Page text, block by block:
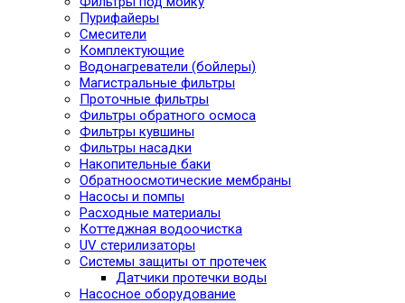
Пурифайеры
Смесители
Комплектующие
Водонагреватели (бойлеры)
Магистральные фильтры
Проточные фильтры
Фильтры обратного осмоса
Фильтры кувшины
Фильтры насадки
Накопительные баки
Обратноосмотические мембраны
Насосы и помпы
Расходные материалы
Коттеджная водоочистка
UV стерилизаторы
Системы защиты от протечек
Датчики протечки воды
Насосное оборудование